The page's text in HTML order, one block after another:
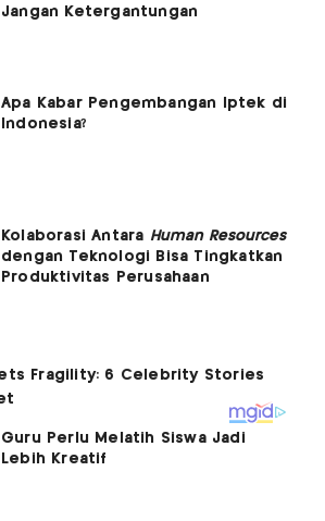
Jangan Ketergantungan
Apa Kabar Pengembangan Iptek di
Indonesia?
Kolaborasi Antara Human Resources
dengan Teknologi Bisa Tingkatkan
Produktivitas Perusahaan
Guru Perlu Melatih Siswa Jadi
Lebih Kreatif